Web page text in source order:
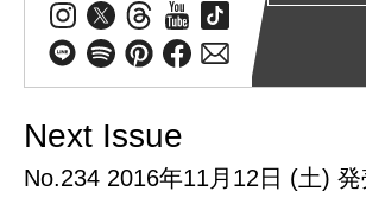
Next Issue
No.234 2016年11月12日 (土) 発